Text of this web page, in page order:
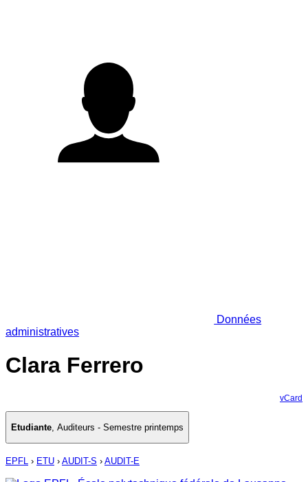
Données
administratives
Clara Ferrero
vCard
Etudiante, Auditeurs - Semestre printemps
EPFL › ETU › AUDIT-S › AUDIT-E